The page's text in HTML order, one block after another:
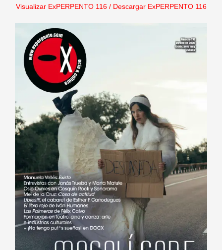
Visualizar ExPERPENTO 116/ Descargar ExPERPENTO 116